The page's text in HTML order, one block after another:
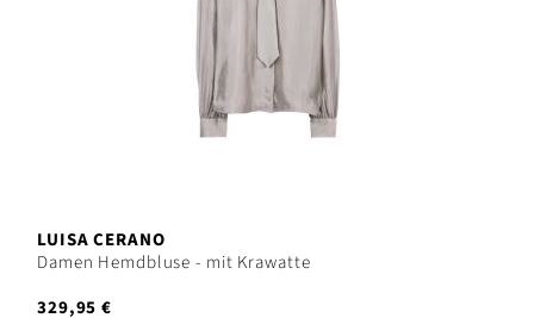
LUISA CERANO
Damen Hemdbluse - mit Krawatte
329,95 €